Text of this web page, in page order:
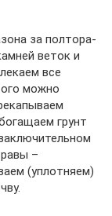
за полтора-
веток и
все
можно
грунт
–
(уплотняем)